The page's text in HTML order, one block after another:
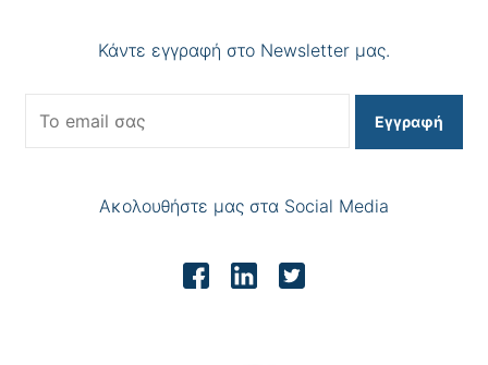
Κάντε εγγραφή στο Newsletter μας.
Εγγραφή
Ακολουθήστε μας στα Social Media